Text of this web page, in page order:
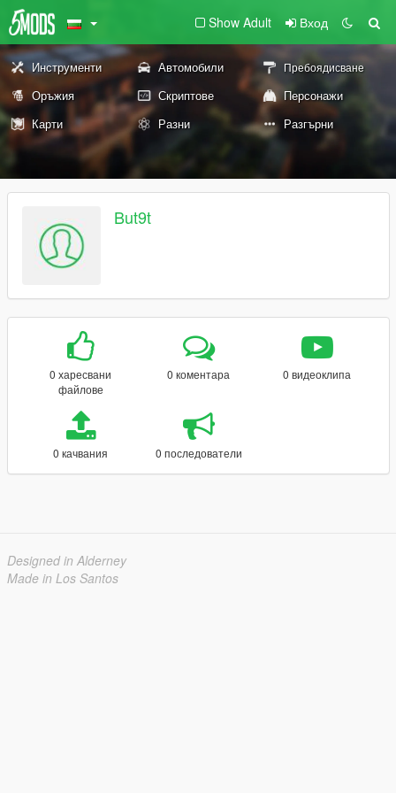
Show Adult Вход
Инструменти Автомобили Пребоядисване
Оръжия Скриптове
Персонажи
Карти
Разни Разгърни
But9t
0 харесвани
файлове
0 коментара 0 видеоклипа
0 качвания 0 последователи
Designed in Alderney
Made in Los Santos